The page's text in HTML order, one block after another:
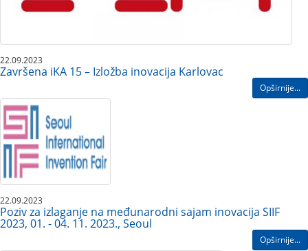
22.09.2023
Završena iKA 15 – Izložba inovacija Karlovac
Opširnije...
22.09.2023
Poziv za izlaganje na međunarodni sajam inovacija SIIF
2023, 01. - 04. 11. 2023., Seoul
Opširnije...